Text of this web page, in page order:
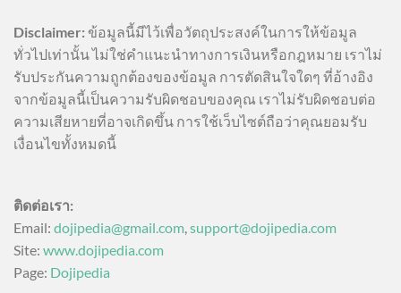
Disclaimer: ข้อมูลนี้มีไว้เพื่อวัตถุประสงค์ในการให้ข้อมูล
ทั่วไปเท่านั้น ไม่ใช่คำแนะนำทางการเงินหรือกฎหมาย เราไม่
รับประกันความถูกต้องของข้อมูล การตัดสินใจใดๆ ที่อ้างอิง
จากข้อมูลนี้เป็นความรับผิดชอบของคุณ เราไม่รับผิดชอบต่อ
ความเสียหายที่อาจเกิดขึ้น การใช้เว็บไซต์ถือว่าคุณยอมรับ
เงื่อนไขทั้งหมดนี้
ติดต่อเรา:
Email: dojipedia@gmail.com,support@dojipedia.com
Site: www.dojipedia.com
Page: Dojipedia